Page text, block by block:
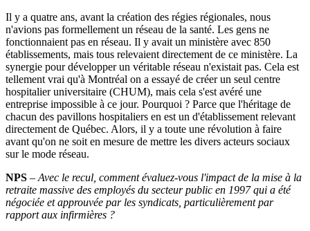
Il y a quatre ans, avant la création des régies régionales, nous
n'avions pas formellement un réseau de la santé. Les gens ne
fonctionnaient pas en réseau. Il y avait un ministère avec 850
établissements, mais tous relevaient directement de ce ministère. La
synergie pour développer un véritable réseau n'existait pas. Cela est
tellement vrai qu'à Montréal on a essayé de créer un seul centre
hospitalier universitaire (CHUM), mais cela s'est avéré une
entreprise impossible à ce jour. Pourquoi ? Parce que l'héritage de
chacun des pavillons hospitaliers en est un d'établissement relevant
directement de Québec. Alors, il y a toute une révolution à faire
avant qu'on ne soit en mesure de mettre les divers acteurs sociaux
sur le mode réseau.
NPS – Avec le recul, comment évaluez-vous l'impact de la mise à la
retraite massive des employés du secteur public en 1997 qui a été
négociée et approuvée par les syndicats, particulièrement par
rapport aux infirmières ?